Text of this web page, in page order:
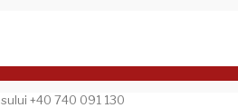
+40 740 091 130